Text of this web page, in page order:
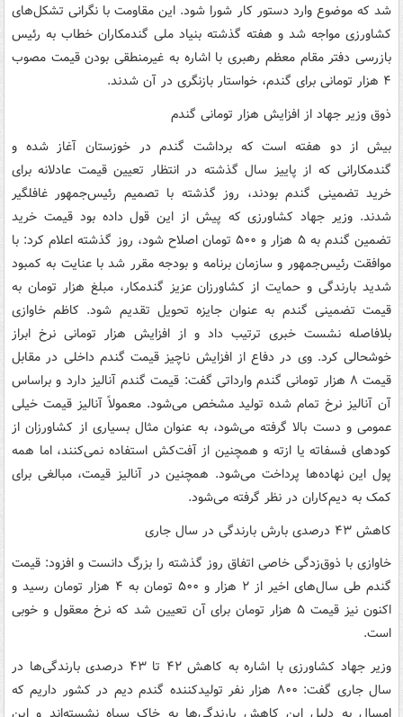
شد که موضوع وارد دستور کار شورا شود. این مقاومت با نگرانی تشکل‌های
کشاورزی مواجه شد و هفته گذشته بنیاد ملی گندمکاران خطاب به رئیس
بازرسی دفتر مقام معظم رهبری با اشاره به غیرمنطقی بودن قیمت مصوب
۴ هزار تومانی برای گندم، خواستار بازنگری در آن شدند.
ذوق وزیر جهاد از افزایش هزار تومانی گندم
بیش از دو هفته است که برداشت گندم در خوزستان آغاز شده و
گندمکارانی که از پاییز سال گذشته در انتظار تعیین قیمت عادلانه برای
خرید تضمینی گندم بودند، روز گذشته با تصمیم رئیس‌جمهور غافلگیر
شدند. وزیر جهاد کشاورزی که پیش از این قول داده بود قیمت خرید
تضمین گندم به ۵ هزار و ۵۰۰ تومان اصلاح شود، روز گذشته اعلام کرد: با
موافقت رئیس‌جمهور و سازمان برنامه و بودجه مقرر شد با عنایت به کمبود
شدید بارندگی و حمایت از کشاورزان عزیز گندمکار، مبلغ هزار تومان به
قیمت تضمینی گندم به عنوان جایزه تحویل تقدیم شود. کاظم خاوازی
بلافاصله نشست خبری ترتیب داد و از افزایش هزار تومانی نرخ ابراز
خوشحالی کرد. وی در دفاع از افزایش ناچیز قیمت گندم داخلی در مقابل
قیمت ۸ هزار تومانی گندم وارداتی گفت: قیمت گندم آنالیز دارد و براساس
آن آنالیز نرخ تمام شده تولید مشخص می‌شود. معمولاً آنالیز قیمت خیلی
عمومی و دست بالا گرفته می‌شود، به عنوان مثال بسیاری از کشاورزان از
کودهای فسفاته یا ازته و همچنین از آفت‌کش استفاده نمی‌کنند، اما همه
پول این نهاده‌ها پرداخت می‌شود. همچنین در آنالیز قیمت، مبالغی برای
کمک به دیم‌کاران در نظر گرفته می‌شود.
کاهش ۴۳ درصدی بارش بارندگی در سال جاری
خاوازی با ذوق‌زدگی خاصی اتفاق روز گذشته را بزرگ دانست و افزود: قیمت
گندم طی سال‌های اخیر از ۲ هزار و ۵۰۰ تومان به ۴ هزار تومان رسید و
اکنون نیز قیمت ۵ هزار تومان برای آن تعیین شد که نرخ معقول و خوبی
است.
وزیر جهاد کشاورزی با اشاره به کاهش ۴۲ تا ۴۳ درصدی بارندگی‌ها در
سال جاری گفت: ۸۰۰ هزار نفر تولیدکننده گندم دیم در کشور داریم که
امسال به دلیل این کاهش بارندگی‌ها به خاک سیاه نشسته‌اند و این